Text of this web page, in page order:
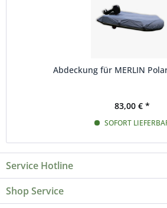
Abdeckung für MERLIN
83,00 € *
SOFORT
Service Hotline
Shop Service